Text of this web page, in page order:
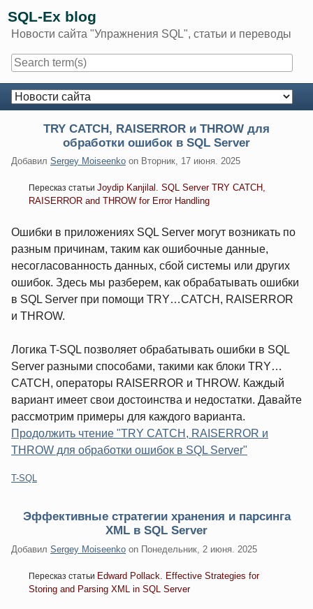
content
SQL-Ex blog
Новости сайта "Упражнения SQL", статьи и переводы
Navigation
TRY CATCH, RAISERROR и THROW для
обработки ошибок в SQL Server
Добавил Sergey Moiseenko on Вторник, 17 июня. 2025
Пересказ статьи Joydip Kanjilal. SQL Server TRY CATCH,
RAISERROR and THROW for Error Handling
Ошибки в приложениях SQL Server могут возникать по
разным причинам, таким как ошибочные данные,
несогласованность данных, сбой системы или других
ошибок. Здесь мы разберем, как обрабатывать ошибки
в SQL Server при помощи TRY…CATCH, RAISERROR
и THROW.
Логика T-SQL позволяет обрабатывать ошибки в SQL
Server разными способами, такими как блоки TRY…
CATCH, операторы RAISERROR и THROW. Каждый
вариант имеет свои достоинства и недостатки. Давайте
рассмотрим примеры для каждого варианта.
Продолжить чтение "TRY CATCH, RAISERROR и
THROW для обработки ошибок в SQL Server"
Категории:
T-SQL
Эффективные стратегии хранения и парсинга
XML в SQL Server
Добавил Sergey Moiseenko on Понедельник, 2 июня. 2025
Пересказ статьи Edward Pollack. Effective Strategies for
Storing and Parsing XML in SQL Server